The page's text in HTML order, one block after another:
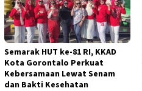
Semarak HUT ke-81 RI, KKAD
Kota Gorontalo Perkuat
Kebersamaan Lewat Senam
dan Bakti Kesehatan